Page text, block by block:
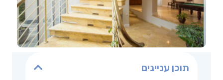
תוכן עניינים